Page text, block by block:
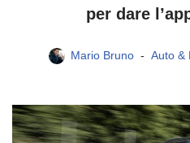
per dare
Mario Bruno Auto &